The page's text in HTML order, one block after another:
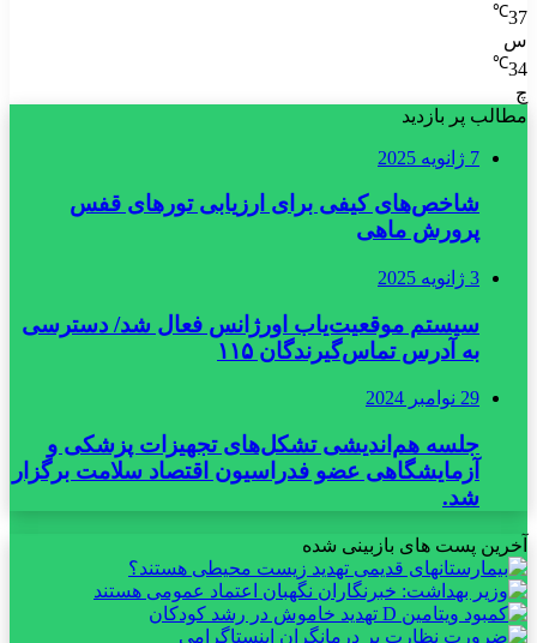
37
℃
س
34
℃
چ
مطالب پر بازدید
7 ژانویه 2025
شاخص‌های کیفی برای ارزیابی تورهای قفس
پرورش ماهی
3 ژانویه 2025
سیستم موقعیت‌یاب اورژانس فعال شد/ دسترسی
به آدرس تماس‌گیرندگان ۱۱۵
29 نوامبر 2024
جلسه هم‌اندیشی تشکل‌های تجهیزات پزشکی و
آزمایشگاهی عضو فدراسیون اقتصاد سلامت برگزار
شد.
آخرین پست های بازبینی شده